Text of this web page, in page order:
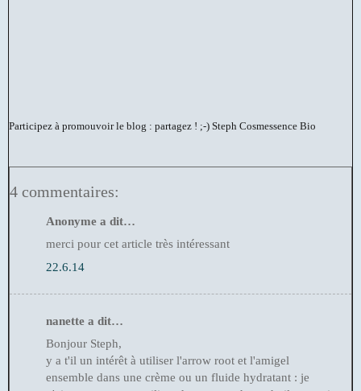
Participez à promouvoir le blog : partagez ! ;-) Steph Cosmessence Bio
4 commentaires:
Anonyme a dit…
merci pour cet article très intéressant
22.6.14
nanette a dit…
Bonjour Steph,
y a t'il un intérêt à utiliser l'arrow root et l'amigel
ensemble dans une crème ou un fluide hydratant : je